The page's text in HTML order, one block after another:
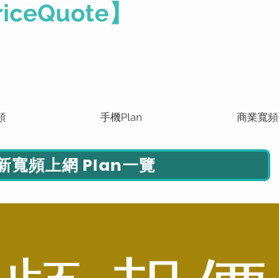
】
手機Plan 商業寬頻
寬頻上網 Plan一覽